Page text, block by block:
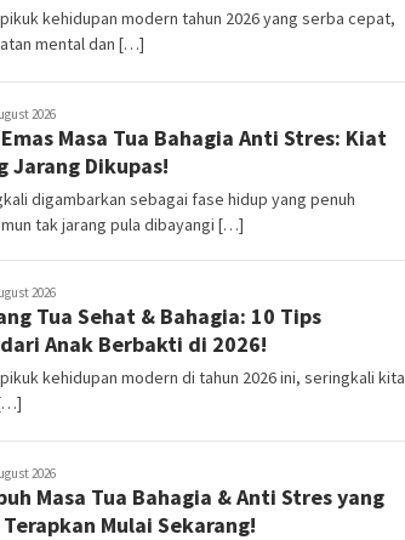
kehidupan modern tahun 2026 yang serba cepat,
mental dan […]
2026
Masa Tua Bahagia Anti Stres: Kiat
Jarang Dikupas!
digambarkan sebagai fase hidup yang penuh
tak jarang pula dibayangi […]
2026
Tua Sehat & Bahagia: 10 Tips
Anak Berbakti di 2026!
kehidupan modern di tahun 2026 ini, seringkali kita
2026
Masa Tua Bahagia & Anti Stres yang
Mulai Sekarang!